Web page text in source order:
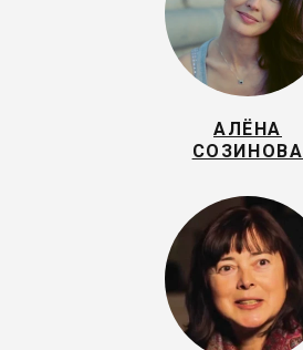
АЛЁНА
СОЗИНОВА